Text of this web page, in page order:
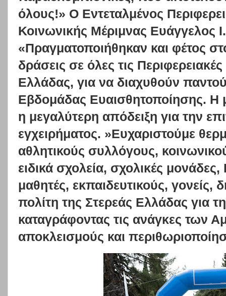
όλους!» Ο Εντεταλμένος
Κοινωνικής Μέριμνας Ευάγγελος
«Πραγματοποιήθηκαν και φέτος
δράσεις σε όλες τις
Ελλάδας, για να διαχυθούν
Εβδομάδας Ευαισθητοποίησης. Η
η μεγαλύτερη απόδειξη για την
εγχειρήματος. »Ευχαριστούμε
αθλητικούς συλλόγους,
ειδικά σχολεία, σχολικές
μαθητές, εκπαιδευτικούς, γονείς,
πολίτη της Στερεάς Ελλάδας για
καταγράφοντας τις ανάγκες των
αποκλεισμούς και